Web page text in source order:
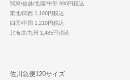
関東/信越/北陸/中部 990円税込
東北/関西 1,100円税込
四国/中国 1,210円税込
北海道/九州 1,485円税込
佐川急便120サイズ